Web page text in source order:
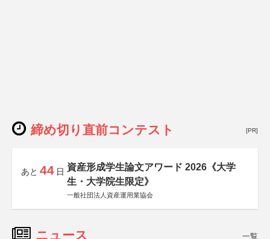
締め切り直前コンテスト [PR]
あと 44 日 資産形成学生論文アワード 2026《大学
生・大学院生限定》
一般社団法人資産運用業協会
ニュース 一覧